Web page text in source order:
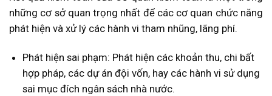
những cơ sở quan trọng nhất để các cơ quan chức năng
phát hiện và xử lý các hành vi tham nhũng, lãng phí.
Phát hiện sai phạm: Phát hiện các khoản thu, chi bất
hợp pháp, các dự án đội vốn, hay các hành vi sử dụng
sai mục đích ngân sách nhà nước.